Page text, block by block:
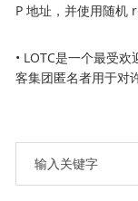
P 地址，并使用随机
• LOTC是一个最受
客集团匿名者用于对